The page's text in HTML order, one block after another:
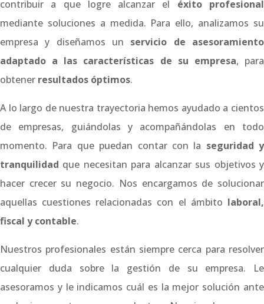
contribuir a que logre alcanzar el éxito profesional
mediante soluciones a medida. Para ello, analizamos su
empresa y diseñamos un servicio de asesoramiento
adaptado a las características de su empresa, para
obtener resultados óptimos.
A lo largo de nuestra trayectoria hemos ayudado a cientos
de empresas, guiándolas y acompañándolas en todo
momento. Para que puedan contar con la seguridad y
tranquilidad que necesitan para alcanzar sus objetivos y
hacer crecer su negocio. Nos encargamos de solucionar
aquellas cuestiones relacionadas con el ámbito laboral,
fiscal y contable.
Nuestros profesionales están siempre cerca para resolver
cualquier duda sobre la gestión de su empresa. Le
asesoramos y le indicamos cuál es la mejor solución ante